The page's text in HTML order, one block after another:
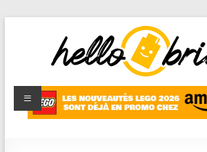
HelloBricks
Blog LEGO,
nouveaut�s